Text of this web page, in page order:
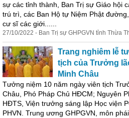
sự các tỉnh thành, Ban Trị sự Giáo hội
trú trì, các Ban Hộ tự Niệm Phật
cư sĩ các giới......
27/10/2022 - Ban Trị sự GHPGVN tỉnh Thừa
Trang nghiêm lễ
tịch của Trưởng
Minh Châu
Tưởng niệm 10 năm ngày viên tịch
Châu, Phó Pháp Chủ HĐCM; Nguyên
HĐTS, Viện trưởng sáng lập Học viện
PHVN. Trung ương GHPGVN, môn